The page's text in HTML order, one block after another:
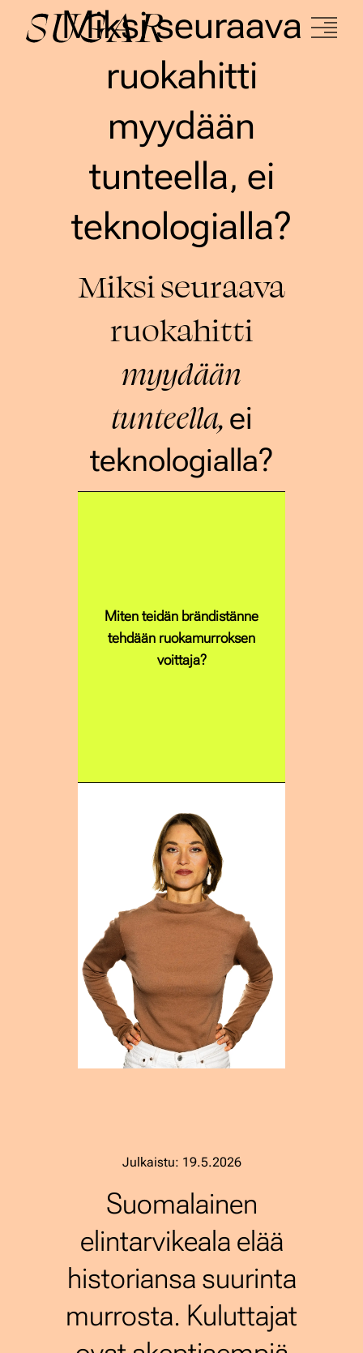
Miksi seuraava
ruokahitti
myydään
tunteella, ei
teknologialla?
Miksi seuraava
ruokahitti
myydään
tunteella,ei
teknologialla?
Miten teidän brändistänne
tehdään ruokamurroksen
voittaja?
19.5.2026
Suomalainen
elintarvikeala elää
historiansa suurinta
murrosta. Kuluttajat